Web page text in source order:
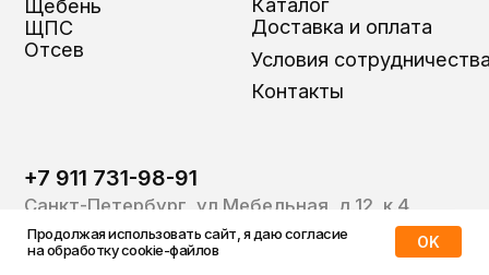
Продолжая использовать сайт, я даю согласие
на обработку cookie-файлов
OK